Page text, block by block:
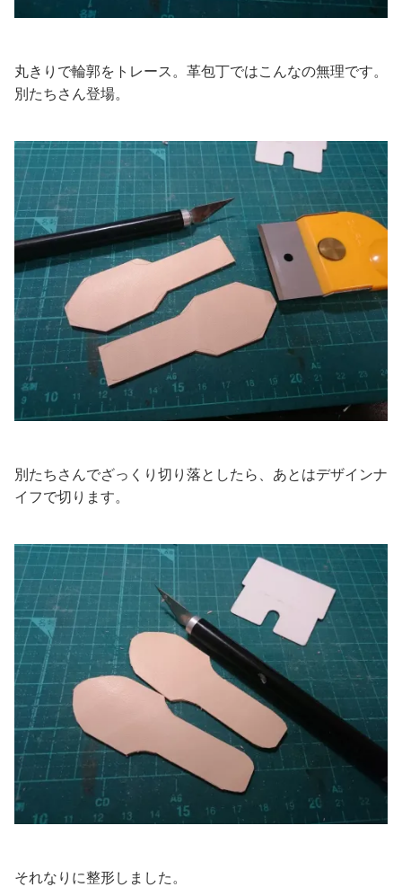
丸きりで輪郭をトレース。革包丁ではこんなの無理です。
別たちさん登場。
別たちさんでざっくり切り落としたら、あとはデザインナ
イフで切ります。
それなりに整形しました。